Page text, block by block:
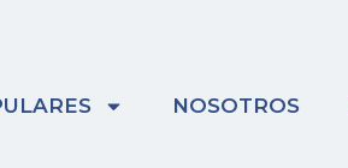
NOSOTROS